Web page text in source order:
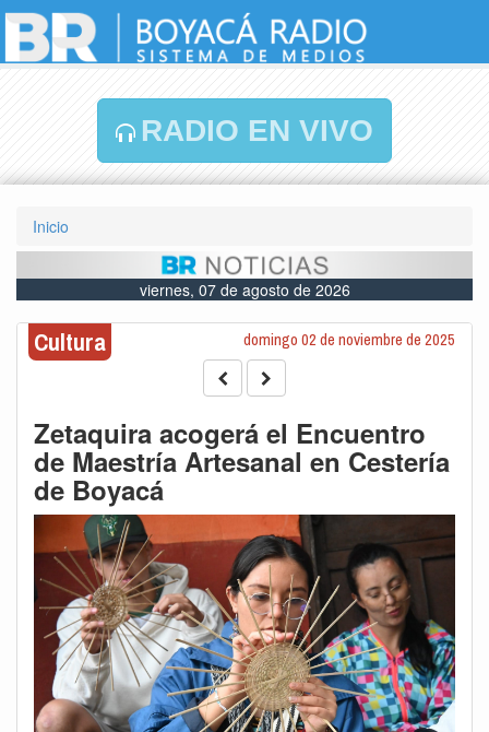
RADIO EN VIVO
Inicio
viernes, 07 de agosto de 2026
Cultura domingo 02 de noviembre de 2025
Zetaquira acogerá el Encuentro
de Maestría Artesanal en Cestería
de Boyacá